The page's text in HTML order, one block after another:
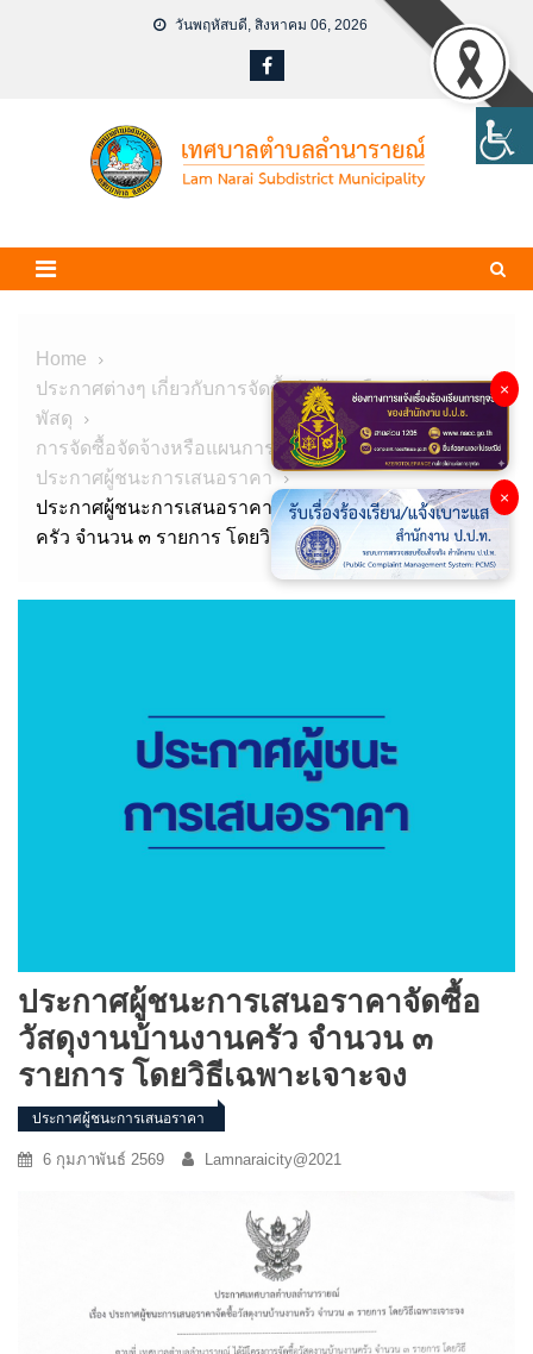
วันพฤหัสบดี, สิงหาคม 06, 2026
Home
ประกาศต่างๆ เกี่ยวกับการจัดซื้อจัดจ้างหรือการจัดหา
พัสดุ
การจัดซื้อจัดจ้างหรือแผนการจัดหาพัสดุ
ประกาศผู้ชนะการเสนอราคา
ประกาศผู้ชนะการเสนอราคาจัดซื้อวัสดุงานบ้านงาน
ครัว จำนวน ๓ รายการ โดยวิธีเฉพาะเจาะจง
ประกาศผู้ชนะการเสนอราคาจัดซื้อ
วัสดุงานบ้านงานครัว จำนวน ๓
รายการ โดยวิธีเฉพาะเจาะจง
ประกาศผู้ชนะการเสนอราคา
6 กุมภาพันธ์ 2569 Lamnaraicity@2021
×
×